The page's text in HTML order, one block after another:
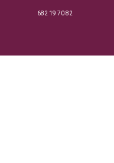
682 19 70 82